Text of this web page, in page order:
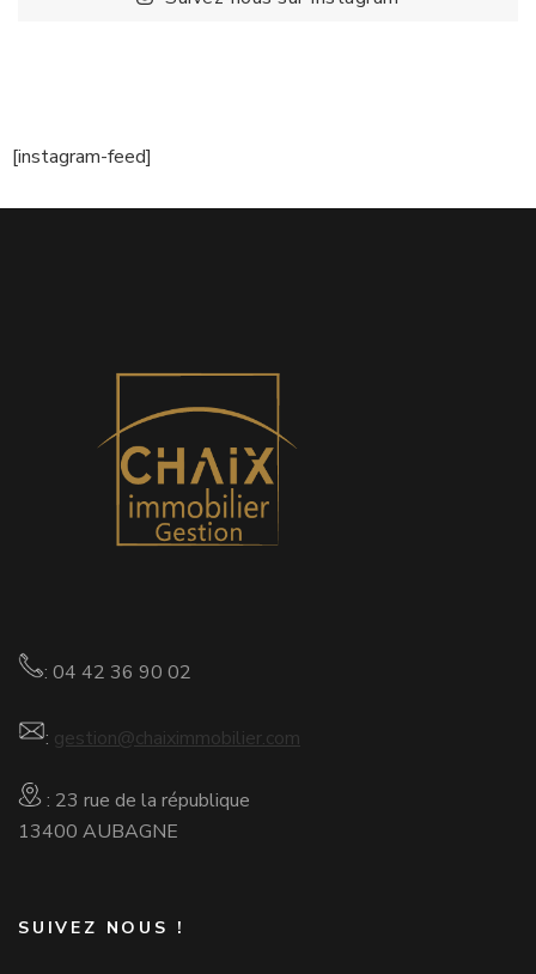
[instagram-feed]
: 04 42 36 90 02
: gestion@chaiximmobilier.com
: 23 rue de la république
13400 AUBAGNE
SUIVEZ NOUS !